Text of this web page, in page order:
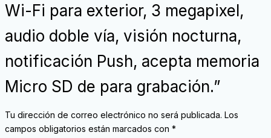
Wi-Fi para exterior, 3 megapixel,
audio doble vía, visión nocturna,
notificación Push, acepta memoria
Micro SD de para grabación.”
Tu dirección de correo electrónico no será publicada. Los
campos obligatorios están marcados con *